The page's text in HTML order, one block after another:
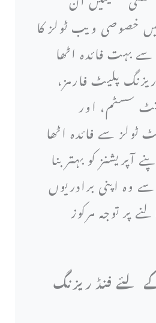
خصوصی ویب ٹولز کا
بہت فائدہ اٹھا
پلیٹ فارمز،
سسٹم، اور
ٹولز سے فائدہ اٹھا
آپریشنز کو بہتر بنا
وہ اپنی برادریوں
پر توجہ مرکوز
لئے فنڈ ریزنگ